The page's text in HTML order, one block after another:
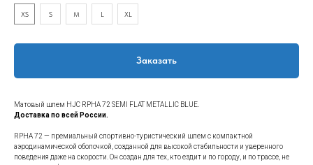
XS S M L XL
Заказать
Матовый шлем HJC RPHA 72 SEMI FLAT METALLIC BLUE.
Доставка по всей России.
RPHA 72 — премиальный спортивно-туристический шлем с компактной
аэродинамической оболочкой, созданной для высокой стабильности и уверенного
поведения даже на скорости. Он создан для тех, кто ездит и по городу, и по трассе, не